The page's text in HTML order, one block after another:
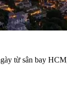
từ sân bay